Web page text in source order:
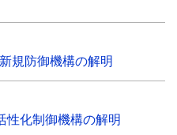
規防御機構の解明
性化制御機構の解明